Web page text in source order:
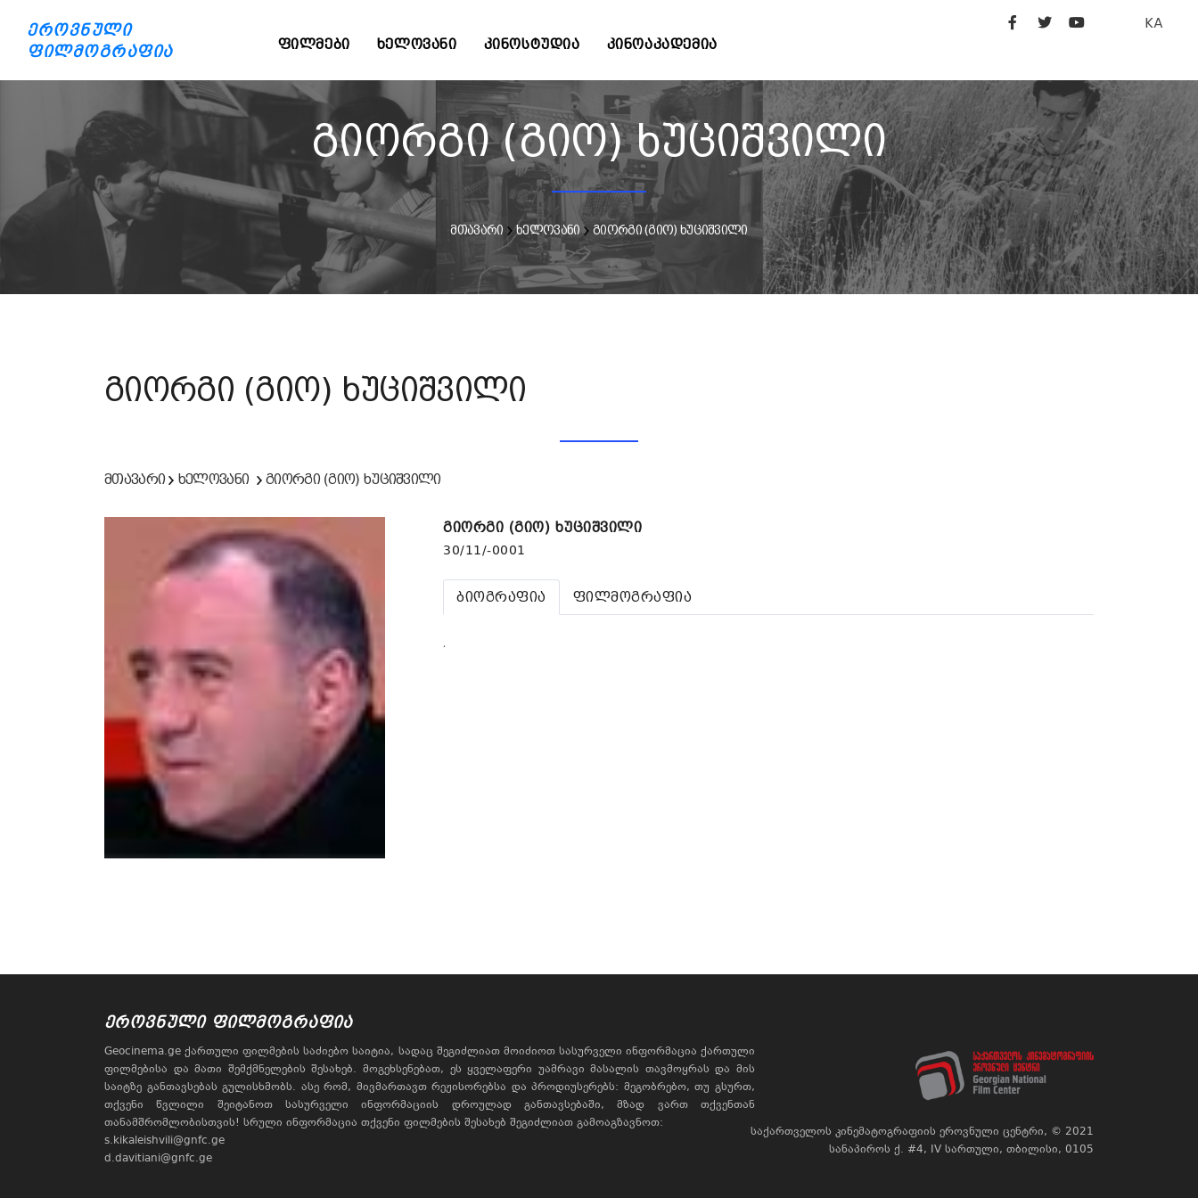
ეროვნული
ფილმოგრაფია
KA
ᲤᲘᲚᲛᲔᲑᲘ ᲮᲔᲚᲝᲕᲐᲜᲘ ᲙᲘᲜᲝᲡᲢᲣᲓᲘᲐ ᲙᲘᲜᲝᲐᲙᲐᲓᲔᲛᲘᲐ
გიორგი (გიო) ხუციშვილი
მთავარი ხელოვანი გიორგი (გიო) ხუციშვილი
გიორგი (გიო) ხუციშვილი
მთავარი ხელოვანი გიორგი (გიო) ხუციშვილი
გიორგი (გიო) ხუციშვილი
30/11/-0001
ბიოგრაფია ფილმოგრაფია
.
ᲔᲠᲝᲕᲜᲣᲚᲘ ᲤᲘᲚᲛᲝᲒᲠᲐᲤᲘᲐ
Geocinema.ge ქართული ფილმების საძიებო საიტია, სადაც შეგიძლიათ მოიძიოთ სასურველი ინფორმაცია ქართული
ფილმებისა და მათი შემქმნელების შესახებ. მოგეხსენებათ, ეს ყველაფერი უამრავი მასალის თავმოყრას და მის
საიტზე განთავსებას გულისხმობს. ასე რომ, მივმართავთ რეჟისორებსა და პროდიუსერებს: მეგობრებო, თუ გსურთ,
თქვენი წვლილი შეიტანოთ სასურველი ინფორმაციის დროულად განთავსებაში, მზად ვართ თქვენთან
თანამშრომლობისთვის! სრული ინფორმაცია თქვენი ფილმების შესახებ შეგიძლიათ გამოაგზავნოთ:
s.kikaleishvili@gnfc.ge
d.davitiani@gnfc.ge
საქართველოს კინემატოგრაფიის ეროვნული ცენტრი, © 2021
სანაპიროს ქ. #4, IV სართული, თბილისი, 0105